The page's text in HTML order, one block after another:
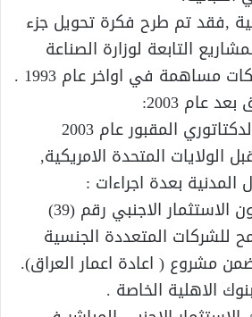
,فقد تم طرح فكرة تحويل جزء
التابعة لوزارة الصناعة
مساهمة في اواخر عام 1993 .
عام 2003:
بعد سقوط النظام الدكتاتوري المقبور عام 2003
الولايات المتحدة الامريكية,
بعدة اجراءات :
1. اصدار مشروع قانون الاستثمار الاجنبي رقم (39)
سمح للشركات المتعددة الجنسية
مشروع ( اعادة اعمار العراق).